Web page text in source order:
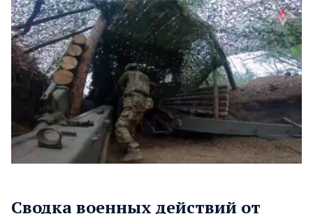
Сводка военных действий от